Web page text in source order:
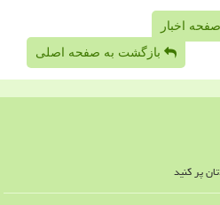
صفحه اخبار
بازگشت به صفحه اصلی
پر کنید